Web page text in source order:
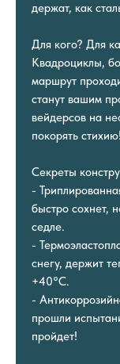
держат, как
Для кого? Для
Квадроциклы,
маршрут
станут вашим
вейдерсов на
покорять стихию!
Секреты
-
быстро сохнет,
седле.
-
снегу, держит
+40°C.
-
прошли
пройдет!